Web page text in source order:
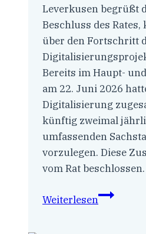
Leverkusen begrüßt
Beschluss des
über den Fortschritt
Bereits im Haupt-
am 22. Juni 2026
Digitalisierung
künftig zweimal
umfassenden
vorzulegen. Diese
vom Rat
WeiterlesenCDU-